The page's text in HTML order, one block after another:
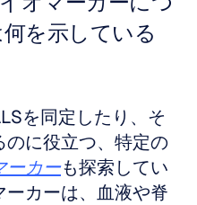
を示している
を同定したり、そ
に役立つ、特定の
ーカーも探索してい
ーカーは、血液や脊